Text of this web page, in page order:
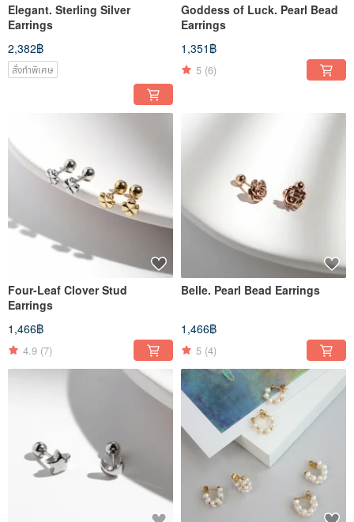
Elegant. Sterling Silver
Earrings
2,382฿
สั่งทำพิเศษ
Goddess of Luck. Pearl Bead
Earrings
1,351฿
5 (6)
Four-Leaf Clover Stud
Earrings
1,466฿
4.9 (7)
Belle. Pearl Bead Earrings
1,466฿
5 (4)